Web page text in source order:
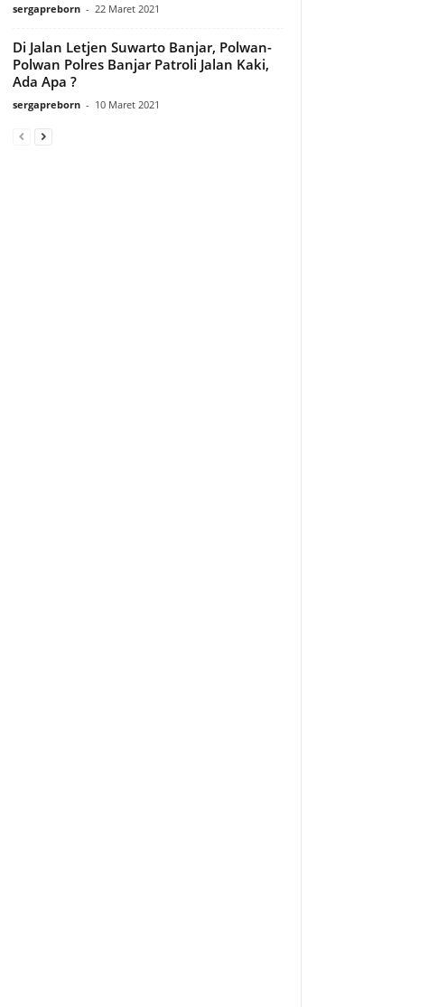
sergapreborn - 22 Maret 2021
Di Jalan Letjen Suwarto Banjar, Polwan-
Polwan Polres Banjar Patroli Jalan Kaki,
Ada Apa ?
sergapreborn - 10 Maret 2021